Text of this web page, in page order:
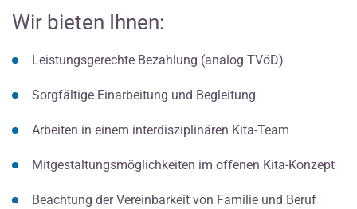
Wir bieten Ihnen:
Leistungsgerechte Bezahlung (analog TVöD)
Sorgfältige Einarbeitung und Begleitung
Arbeiten in einem interdisziplinären Kita-Team
Mitgestaltungsmöglichkeiten im offenen Kita-Konzept
Beachtung der Vereinbarkeit von Familie und Beruf